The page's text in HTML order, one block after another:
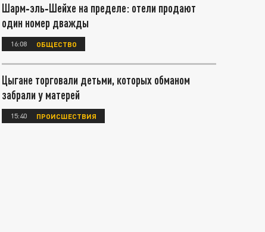
Шарм‑эль‑Шейхе на пределе: отели продают
один номер дважды
16:08 ОБЩЕСТВО
Цыгане торговали детьми, которых обманом
забрали у матерей
15:40 ПРОИСШЕСТВИЯ